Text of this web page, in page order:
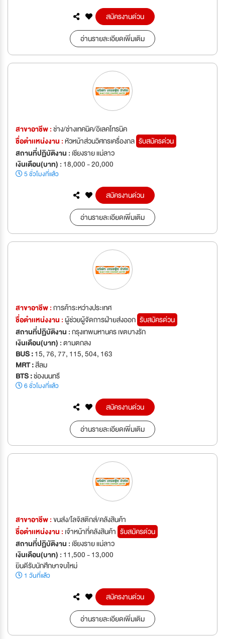
สมัครงานด่วน
อ่านรายละเอียดเพิ่มเติม
สาขาอาชีพ :ช่าง/ช่างเทคนิค/อิเลคโทรนิค
ชื่อตำเเหน่งงาน :หัวหน้าส่วนวิศกรเครื่องกล รับสมัครด่วน
สถานที่ปฏิบัติงาน : เชียงราย แม่ลาว
เงินเดือน(บาท) : 18,000 - 20,000
5 ชั่วโมงที่แล้ว
สมัครงานด่วน
อ่านรายละเอียดเพิ่มเติม
สาขาอาชีพ :การค้าระหว่างประเทศ
ชื่อตำเเหน่งงาน :ผู้ช่วยผู้จัดการฝ่ายส่งออก รับสมัครด่วน
สถานที่ปฏิบัติงาน :กรุงเทพมหานคร เขตบางรัก
เงินเดือน(บาท) :ตามตกลง
BUS :15, 76, 77, 115, 504, 163
MRT :สีลม
BTS :ช่องนนทรี
6 ชั่วโมงที่แล้ว
สมัครงานด่วน
อ่านรายละเอียดเพิ่มเติม
สาขาอาชีพ :ขนส่ง/โลจิสติกส์/คลังสินค้า
ชื่อตำเเหน่งงาน : เจ้าหน้าที่คลังสินค้า รับสมัครด่วน
สถานที่ปฏิบัติงาน : เชียงราย แม่ลาว
เงินเดือน(บาท) : 11,500 - 13,000
ยินดีรับนักศึกษาจบใหม่
1 วันที่แล้ว
สมัครงานด่วน
อ่านรายละเอียดเพิ่มเติม